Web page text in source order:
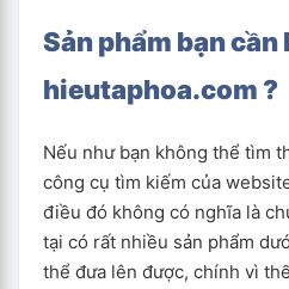
Sản phẩm bạn
hieutaphoa.com ?
Nếu như bạn không thể tìm
công cụ tìm kiếm của
điều đó không có nghĩa là
tại có rất nhiều sản phẩm
thể đưa lên được, chính vì